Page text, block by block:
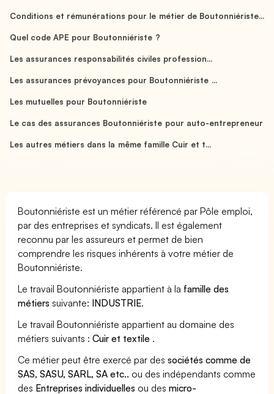
Conditions et rémunérations pour le métier de Boutonniériste...
Quel code APE pour Boutonniériste ?
Les assurances responsabilités civiles profession...
Les assurances prévoyances pour Boutonniériste ...
Les mutuelles pour Boutonniériste
Le cas des assurances Boutonniériste pour auto-entrepreneur
Les autres métiers dans la même famille Cuir et t...
Boutonniériste est un métier référencé par Pôle emploi,
par des entreprises et syndicats. Il est également
reconnu par les assureurs et permet de bien
comprendre les risques inhérents à votre métier de
Boutonniériste.
Le travail Boutonniériste appartient à la famille des
métiers suivante: INDUSTRIE.
Le travail Boutonniériste appartient au domaine des
métiers suivants :Cuir et textile .
Ce métier peut être exercé par dessociétés comme de
SAS, SASU, SARL, SA etc.. ou des indépendants comme
des Entreprises individuelles ou desmicro-